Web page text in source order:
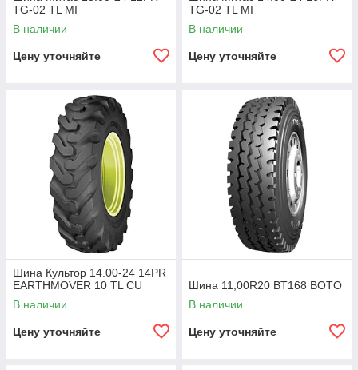
TG-02 TL MI
В наличии
Цену уточняйте
TG-02 TL MI
В наличии
Цену уточняйте
Шина Культор 14.00-24 14PR
EARTHMOVER 10 TL CU
В наличии
Цену уточняйте
Шина 11,00R20 BT168 BOTO
В наличии
Цену уточняйте